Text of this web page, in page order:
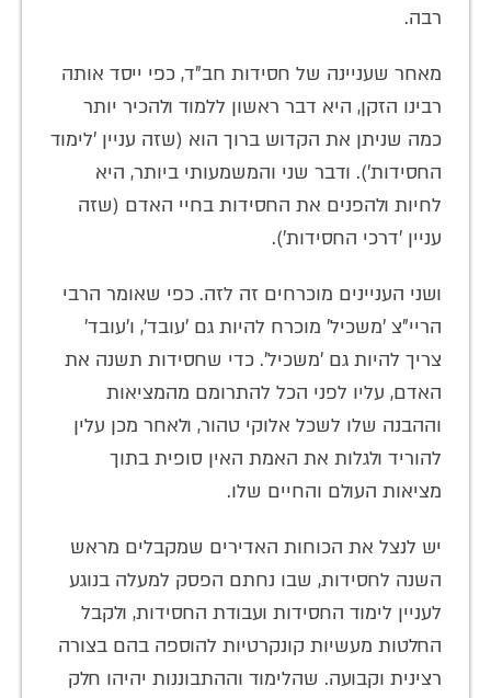
רבה.
מאחר שעניינה של חסידות חב"ד, כפי ייסד אותה
רבינו הזקן, היא דבר ראשון ללמוד ולהכיר יותר
כמה שניתן את הקדוש ברוך הוא (שזה עניין 'לימוד
החסידות'). ודבר שני והמשמעותי ביותר, היא
לחיות ולהפנים את החסידות בחיי האדם (שזה
עניין 'דרכי החסידות').
ושני העניינים מוכרחים זה לזה. כפי שאומר הרבי
הריי"צ 'משכיל' מוכרח להיות גם 'עובד', ו'עובד'
צריך להיות גם 'משכיל'. כדי שחסידות תשנה את
האדם, עליו לפני הכל להתרומם מהמציאות
וההבנה שלו לשכל אלוקי טהור, ולאחר מכן עלין
להוריד ולגלות את האמת האין סופית בתוך
מציאות העולם והחיים שלו.
יש לנצל את הכוחות האדירים שמקבלים מראש
השנה לחסידות, שבו נחתם הפסק למעלה בנוגע
לעניין לימוד החסידות ועבודת החסידות, ולקבל
החלטות מעשיות קונקרטיות להוספה בהם בצורה
רצינית וקבועה. שהלימוד וההתבוננות יהיהו חלק